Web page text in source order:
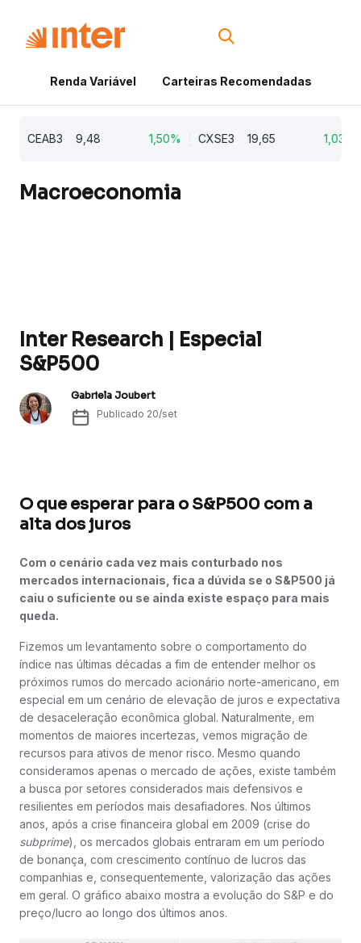
Renda Variável Carteiras Recomendadas
CEAB3 9,48 1,50% CXSE3 19,65 1,03%
Macroeconomia
Inter Research | Especial
S&P500
Gabriela Joubert
Publicado 20/set
O que esperar para o S&P500 com a
alta dos juros
Com o cenário cada vez mais conturbado nos
mercados internacionais, fica a dúvida se o S&P500 já
caiu o suficiente ou se ainda existe espaço para mais
queda.
Fizemos um levantamento sobre o comportamento do
índice nas últimas décadas a fim de entender melhor os
próximos rumos do mercado acionário norte-americano, em
especial em um cenário de elevação de juros e expectativa
de desaceleração econômica global. Naturalmente, em
momentos de maiores incertezas, vemos migração de
recursos para ativos de menor risco. Mesmo quando
consideramos apenas o mercado de ações, existe também
a busca por setores considerados mais defensivos e
resilientes em períodos mais desafiadores. Nos últimos
anos, após a crise financeira global em 2009 (crise do
subprime), os mercados globais entraram em um período
de bonança, com crescimento contínuo de lucros das
companhias e, consequentemente, valorização das ações
em geral. O gráfico abaixo mostra a evolução do S&P e do
preço/lucro ao longo dos últimos anos.